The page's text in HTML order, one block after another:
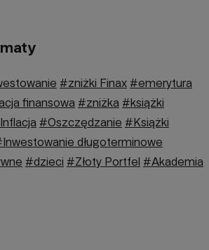
#zniżki Finax #emerytura
finansowa #zniżka #książki
#Oszczędzanie #Książki
długoterminowe
#dzieci #Złoty Portfel #Akademia